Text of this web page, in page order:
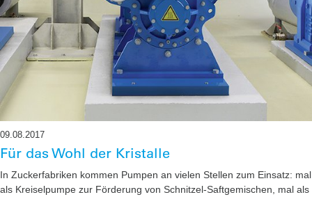
09.08.2017
Für das Wohl der Kristalle
In Zuckerfabriken kommen Pumpen an vielen Stellen zum Einsatz: mal
als Kreiselpumpe zur Förderung von Schnitzel-Saftgemischen, mal als